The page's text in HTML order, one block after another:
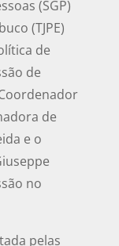
(SGP)
(TJPE)
de
de
de
e o
no
pelas